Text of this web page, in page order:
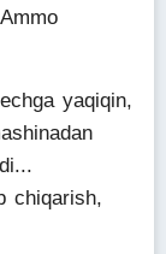
yaqiqin,
chiqarish,